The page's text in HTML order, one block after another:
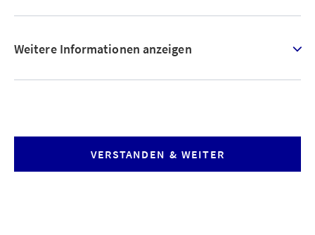
Weitere Informationen anzeigen
VERSTANDEN & WEITER